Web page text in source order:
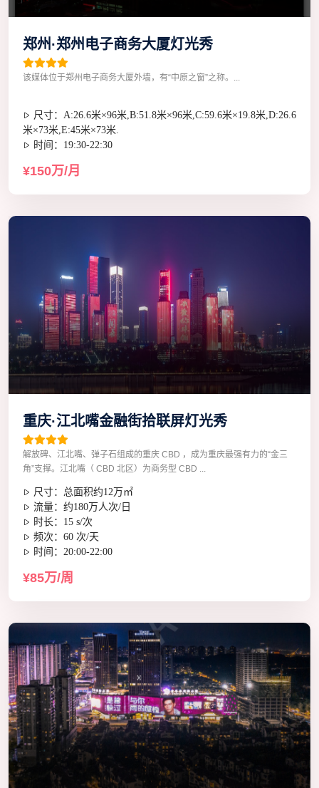
郑州·郑州电子商务大厦灯光秀
该媒体位于郑州电子商务大厦外墙，有“中原之窗”之称。...
尺寸：A:26.6米×96米,B:51.8米×96米,C:59.6米×19.8米,D:26.6
米×73米,E:45米×73米.
时间：19:30-22:30
¥150万/月
重庆·江北嘴金融街拾联屏灯光秀
解放碑、江北嘴、弹子石组成的重庆 CBD ，成为重庆最强有力的“金三
角”支撑。江北嘴（ CBD 北区）为商务型 CBD ...
尺寸：总面积约12万㎡
流量：约180万人次/日
时长：15 s/次
频次：60 次/天
时间：20:00-22:00
¥85万/周